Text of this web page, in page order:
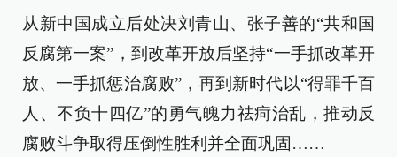
从新中国成立后处决刘青山、张子善的“共和国
反腐第一案”，到改革开放后坚持“一手抓改革开
放、一手抓惩治腐败”，再到新时代以“得罪千百
人、不负十四亿”的勇气魄力祛疴治乱，推动反
腐败斗争取得压倒性胜利并全面巩固……